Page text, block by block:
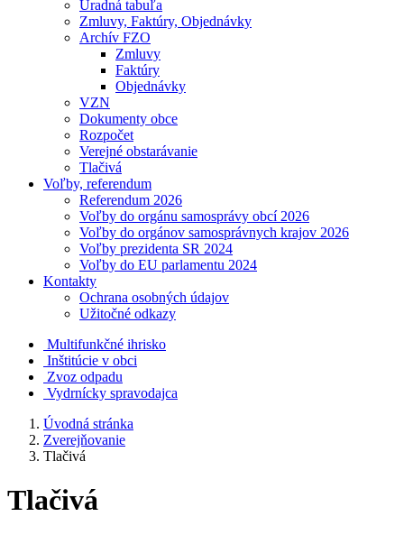
Úradná tabuľa
Zmluvy, Faktúry, Objednávky
Archív FZO
Zmluvy
Faktúry
Objednávky
VZN
Dokumenty obce
Rozpočet
Verejné obstarávanie
Tlačivá
Voľby, referendum
Referendum 2026
Voľby do orgánu samosprávy obcí 2026
Voľby do orgánov samosprávnych krajov 2026
Voľby prezidenta SR 2024
Voľby do EU parlamentu 2024
Kontakty
Ochrana osobných údajov
Užitočné odkazy
Multifunkčné ihrisko
Inštitúcie v obci
Zvoz odpadu
Vydrnícky spravodajca
Úvodná stránka
Zverejňovanie
Tlačivá
Tlačivá